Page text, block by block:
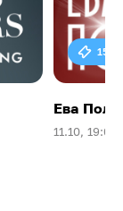
15
Ева
11.10, 19:00